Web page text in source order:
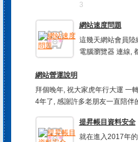
3
網站速度問題
這幾天網站會員陸
電腦瀏覽器 連線,
網站營運說明
拜個晚年, 祝大家虎年行大運 一
4年了, 感謝許多老朋友一直陪伴
提昇帳目資料安全
就在進入2017年